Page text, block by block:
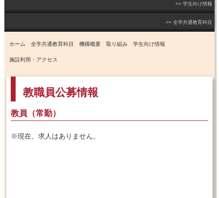
学生向け情報
全学共通教育科目
ホーム 全学共通教育科目 機構概要 取り組み 学生向け情報
施設利用・アクセス
教職員公募情報
教員（常勤）
※現在、求人はありません。